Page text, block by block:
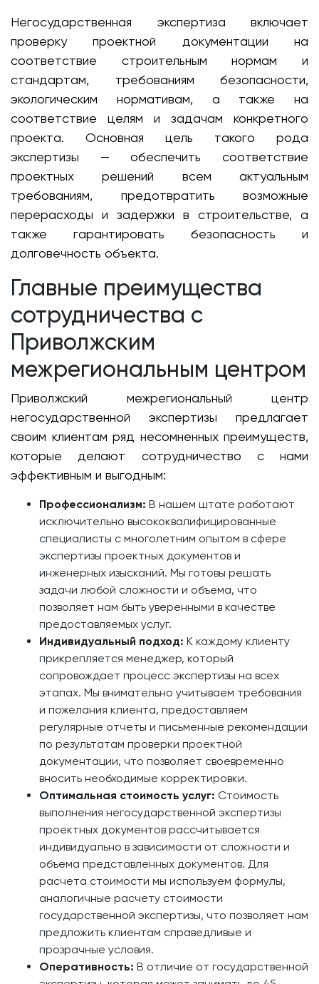
Негосударственная экспертиза включает
проверку проектной документации на
соответствие строительным нормам и
стандартам, требованиям безопасности,
экологическим нормативам, а также на
соответствие целям и задачам конкретного
проекта. Основная цель такого рода
экспертизы — обеспечить соответствие
проектных решений всем актуальным
требованиям, предотвратить возможные
перерасходы и задержки в строительстве, а
также гарантировать безопасность и
долговечность объекта.
Главные преимущества
сотрудничества с
Приволжским
межрегиональным центром
Приволжский межрегиональный центр
негосударственной экспертизы предлагает
своим клиентам ряд несомненных преимуществ,
которые делают сотрудничество с нами
эффективным и выгодным:
Профессионализм: В нашем штате работают
исключительно высококвалифицированные
специалисты с многолетним опытом в сфере
экспертизы проектных документов и
инженерных изысканий. Мы готовы решать
задачи любой сложности и объема, что
позволяет нам быть уверенными в качестве
предоставляемых услуг.
Индивидуальный подход: К каждому клиенту
прикрепляется менеджер, который
сопровождает процесс экспертизы на всех
этапах. Мы внимательно учитываем требования
и пожелания клиента, предоставляем
регулярные отчеты и письменные рекомендации
по результатам проверки проектной
документации, что позволяет своевременно
вносить необходимые корректировки.
Оптимальная стоимость услуг: Стоимость
выполнения негосударственной экспертизы
проектных документов рассчитывается
индивидуально в зависимости от сложности и
объема представленных документов. Для
расчета стоимости мы используем формулы,
аналогичные расчету стоимости
государственной экспертизы, что позволяет нам
предложить клиентам справедливые и
прозрачные условия.
Оперативность: В отличие от государственной